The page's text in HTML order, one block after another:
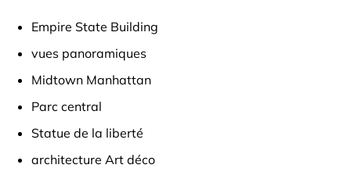
Empire State Building
vues panoramiques
Midtown Manhattan
Parc central
Statue de la liberté
architecture Art déco